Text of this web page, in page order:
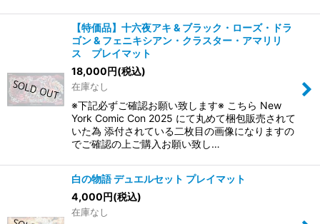
【特価品】十六夜アキ & ブラック・ローズ・ドラ
ゴン & フェニキシアン・クラスター・アマリリ
ス プレイマット
18,000円(税込)
在庫なし
※下記必ずご確認お願い致します※ こちら New
York Comic Con 2025 にて丸めて梱包販売されて
いた為 添付されている二枚目の画像になりますの
でご確認の上ご購入お願い致し…
白の物語 デュエルセット プレイマット
4,000円(税込)
在庫なし